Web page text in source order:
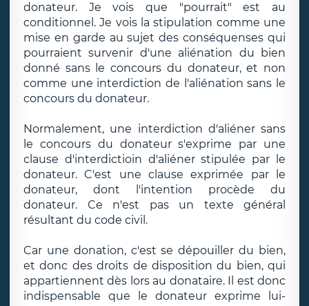
donateur. Je vois que "pourrait" est au
conditionnel. Je vois la stipulation comme une
mise en garde au sujet des conséquenses qui
pourraient survenir d'une aliénation du bien
donné sans le concours du donateur, et non
comme une interdiction de l'aliénation sans le
concours du donateur.
Normalement, une interdiction d'aliéner sans
le concours du donateur s'exprime par une
clause d'interdictioin d'aliéner stipulée par le
donateur. C'est une clause exprimée par le
donateur, dont l'intention procède du
donateur. Ce n'est pas un texte général
résultant du code civil.
Car une donation, c'est se dépouiller du bien,
et donc des droits de disposition du bien, qui
appartiennent dès lors au donataire. Il est donc
indispensable que le donateur exprime lui-